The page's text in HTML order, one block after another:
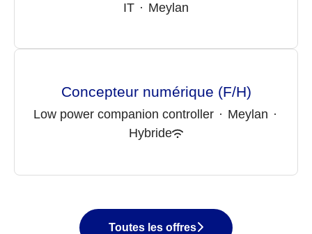
IT · Meylan
Concepteur numérique (F/H)
Low power companion controller · Meylan ·
Hybride
Toutes les offres